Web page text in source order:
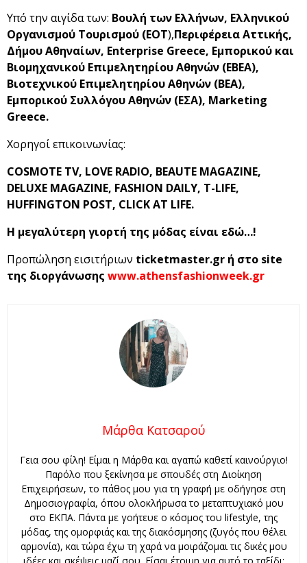
Υπό την αιγίδα των: Βουλή των Ελλήνων, Ελληνικού
Οργανισμού Τουρισμού (ΕΟΤ),Περιφέρεια Αττικής,
Δήμου Αθηναίων, Enterprise Greece, Εμπορικού και
Βιομηχανικού Επιμελητηρίου Αθηνών (ΕΒΕΑ),
Βιοτεχνικού Επιμελητηρίου Αθηνών (ΒΕΑ),
Εμπορικού Συλλόγου Αθηνών (ΕΣΑ), Marketing
Greece.
Χορηγοί επικοινωνίας:
COSMOTE TV, LOVE RADIO, BEAUTE MAGAZINE,
DELUXE MAGAZINE, FASHION DAILY, T-LIFE,
HUFFINGTON POST, CLICK AT LIFE.
Η μεγαλύτερη γιορτή της μόδας είναι εδώ…!
Προπώληση εισιτήριων ticketmaster.gr ή στο site
της διοργάνωσης www.athensfashionweek.gr
Μάρθα Κατσαρού
Γεια σου φίλη! Είμαι η Μάρθα και αγαπώ καθετί καινούργιο!
Παρόλο που ξεκίνησα με σπουδές στη Διοίκηση
Επιχειρήσεων, το πάθος μου για τη γραφή με οδήγησε στη
Δημοσιογραφία, όπου ολοκλήρωσα το μεταπτυχιακό μου
στο ΕΚΠΑ. Πάντα με γοήτευε ο κόσμος του lifestyle, της
μόδας, της ομορφιάς και της διακόσμησης (ζυγός που θέλει
αρμονία), και τώρα έχω τη χαρά να μοιράζομαι τις δικές μου